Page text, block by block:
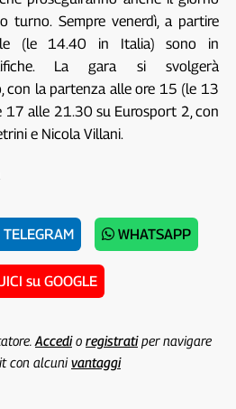
turno. Sempre venerdì, a partire
(le 14.40 in Italia) sono in
La gara si svolgerà
con la partenza alle ore 15 (le 13
17 alle 21.30 su Eurosport 2, con
e Nicola Villani.
TELEGRAM WHATSAPP
su GOOGLE
Accedio registratiper navigare
con alcunivantaggi